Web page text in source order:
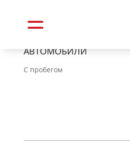
АВТОМОБИЛИ
C пробегом